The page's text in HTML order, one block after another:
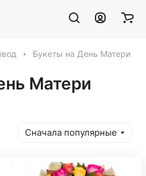
Букеты на День Матери
Матери
Сначала популярные